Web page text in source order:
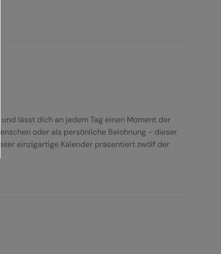
lässt dich an jedem Tag einen Moment der
oder als persönliche Belohnung - dieser
einzigartige Kalender präsentiert zwölf der